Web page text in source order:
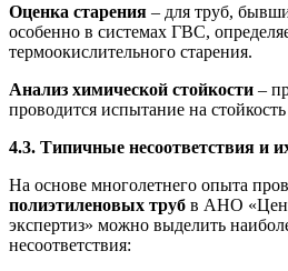
Оценка старения – для труб,
особенно в системах ГВС,
термоокислительного старения.
Анализ химической стойкости –
проводится испытание на
4.3. Типичные несоответствия и
На основе многолетнего опыта
полиэтиленовых труб в АНО
экспертиз» можно выделить
несоответствия: